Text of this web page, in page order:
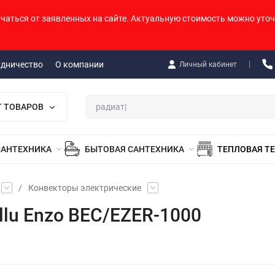
от заявленных на сайте. Актуальную стоимость можно
О компании Личный кабинет
ТОВАРОВ
БЫТОВАЯ САНТЕХНИКА ТЕПЛОВАЯ
/ Конвекторы электрические
Enzo BEC/EZER-1000